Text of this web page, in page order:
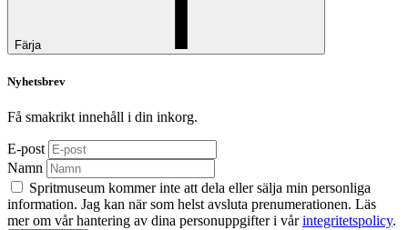
Färja
Nyhetsbrev
Få smakrikt innehåll i din inkorg.
E-post
Namn
Spritmuseum kommer inte att dela eller sälja min personliga
information. Jag kan när som helst avsluta prenumerationen. Läs
mer om vår hantering av dina personuppgifter i vårintegritetspolicy.